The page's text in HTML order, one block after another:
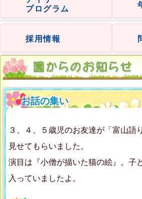
プログラム
採用情報
お話の集い
３、４、５歳児のお友達が「富山語
見せてもらいました。
演目は『小僧が描いた猫の絵』。子
入っていましたよ。